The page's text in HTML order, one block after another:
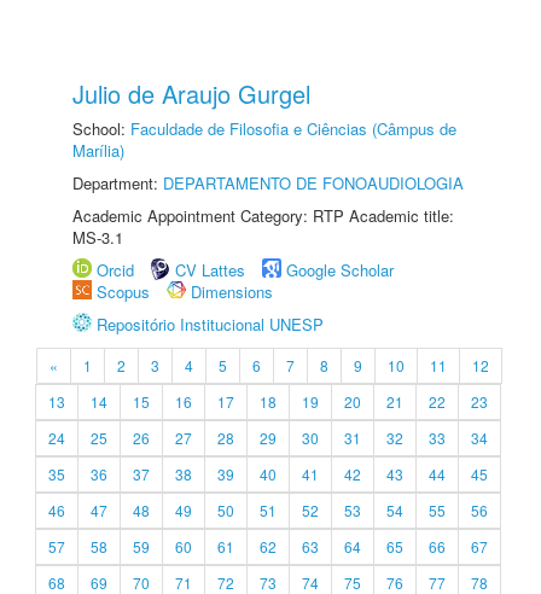
Julio de Araujo Gurgel
School: Faculdade de Filosofia e Ciências (Câmpus de
Marília)
Department: DEPARTAMENTO DE FONOAUDIOLOGIA
Academic Appointment Category: RTP Academic title:
MS-3.1
Orcid
CV Lattes
Google Scholar
Scopus
Dimensions
Repositório Institucional UNESP
« 1 2 3 4 5 6 7 8 9 10 11
12
13
14 15 16 17 18 19 20 21 22
23
24
25 26 27 28 29 30 31 32 33
34
35
36 37 38 39 40 41 42 43 44
45
46
47 48 49 50 51 52 53 54 55
56
57
58 59 60 61 62 63 64 65 66
67
68
69 70 71 72 73 74 75 76 77
78